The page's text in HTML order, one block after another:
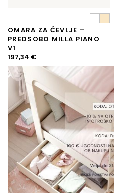
OMARA ZA ČEVLJE –
PREDSOBO MILLA PIANO
V1
197,34 €